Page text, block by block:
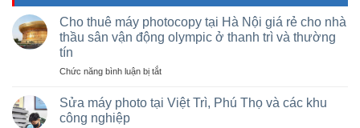
Cho thuê máy photocopy tại Hà Nội giá rẻ cho nhà
thầu sân vận động olympic ở thanh trì và thường
tín
Chức năng bình luận bị tắtở
thuê
Sửa máy photo tại Việt Trì, Phú Thọ và các khu
công nghiệp